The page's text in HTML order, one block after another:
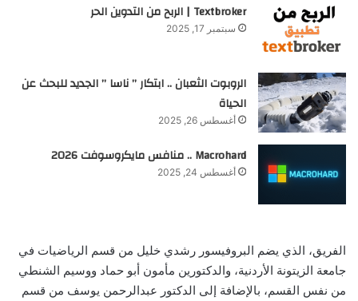
Textbroker | الربح من التدوين الحر
سبتمبر 17, 2025
الروبوت الثعبان .. ابتكار ” ناسا ” الجديد للبحث عن
الحياة
أغسطس 26, 2025
Macrohard .. منافس مايكروسوفت 2026
أغسطس 24, 2025
الفريق، الذي يضم البروفيسور رشدي خليل من قسم الرياضيات في
جامعة الزيتونة الأردنية، والدكتورين مأمون أبو حماد ووسيم الشنطي
من نفس القسم، بالإضافة إلى الدكتور عبدالرحمن يوسف من قسم